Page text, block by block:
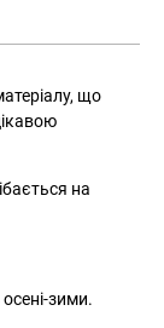
що
на
зими.